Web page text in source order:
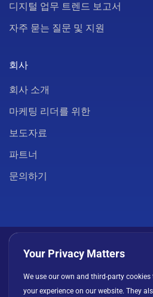
디지털 업무 트렌드 보고서
자주 묻는 질문 및 지원
회사
회사 소개
마케팅 리더를 위한
보도자료
파트너
문의하기
Your Privacy Matters
We use our own and third-party
your experience on our website. They